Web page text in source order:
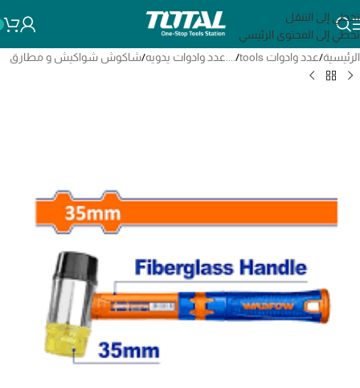
تخطي إلى التنقل
تخطي إلى المحتوى الرئيسي
الرئيسية/عدد وادوات tools / ....عدد وادوات يدويه/شاكوش شواكيش و مطارق